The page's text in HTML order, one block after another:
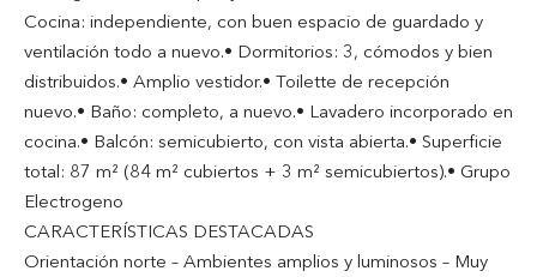
Cocina: independiente, con buen espacio de guardado y
ventilación todo a nuevo.• Dormitorios: 3, cómodos y bien
distribuidos.• Amplio vestidor.• Toilette de recepción
nuevo.• Baño: completo, a nuevo.• Lavadero incorporado en
cocina.• Balcón: semicubierto, con vista abierta.• Superficie
total: 87 m² (84 m² cubiertos + 3 m² semicubiertos).• Grupo
Electrogeno
CARACTERÍSTICAS DESTACADAS
Orientación norte – Ambientes amplios y luminosos – Muy